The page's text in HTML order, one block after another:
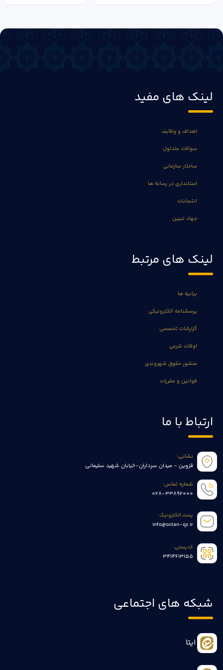
لینک های مفید
اهداف و وظایف
سوالات متداول
ساختار سازمانی
استانداری در رسانه ها
انتصابات
جهاد تبیین
لینک های مرتبط
بیانیه ها
پرسشنامه الکترونیکی
گزارشات تخصصی
اوقات شرعی
منشور حقوق شهروندی
قوانین و مقررات
ارتباط با ما
نشانی:
قزوین - میدان سرداران-خیابان شهید سلیمانی
شماره تماس:
028-33892000
پست الکترونیک:
info@ostan-qz.ir
کدپستی:
3414613155
شبکه های اجتماعی
ایتا